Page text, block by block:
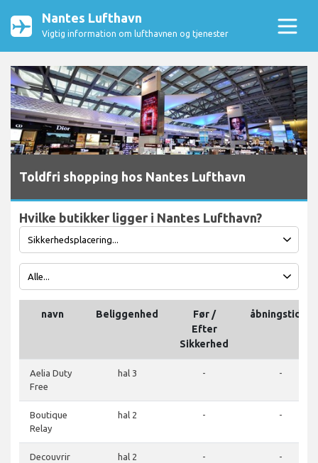
Nantes Lufthavn
Vigtig information om lufthavnen og tjenester
Toldfri shopping hos Nantes Lufthavn
Hvilke butikker ligger i Nantes Lufthavn?
navn Beliggenhed
Før /
Efter
Sikkerhed
åbningstider
Aelia Duty
Free
hal 3 - -
Boutique
Relay
hal 2 - -
Decouvrir
hal 2 - -